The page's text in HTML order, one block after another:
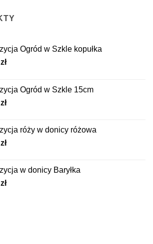
Ogród w Szkle kopułka
zł
Ogród w Szkle 15cm
zł
róży w donicy różowa
zł
w donicy Baryłka
zł